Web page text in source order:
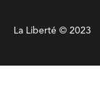
La Liberté © 2023